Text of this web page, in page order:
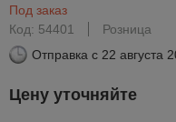
Под заказ
Код: 54401
Розница
Отправка с 22 августа
Цену уточняйте